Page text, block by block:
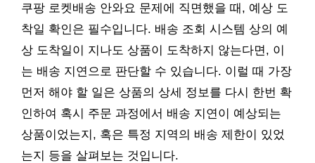
쿠팡 로켓배송 안와요 문제에 직면했을 때, 예상 도
착일 확인은 필수입니다. 배송 조회 시스템 상의 예
상 도착일이 지나도 상품이 도착하지 않는다면, 이
는 배송 지연으로 판단할 수 있습니다. 이럴 때 가장
먼저 해야 할 일은 상품의 상세 정보를 다시 한번 확
인하여 혹시 주문 과정에서 배송 지연이 예상되는
상품이었는지, 혹은 특정 지역의 배송 제한이 있었
는지 등을 살펴보는 것입니다.